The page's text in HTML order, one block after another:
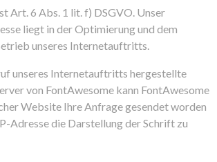
Art. 6 Abs. 1 lit. f) DSGVO. Unser
liegt in der Optimierung und dem
unseres Internetauftritts.
unseres Internetauftritts hergestellte
von FontAwesome kann FontAwesome
Website Ihre Anfrage gesendet worden
Adresse die Darstellung der Schrift zu